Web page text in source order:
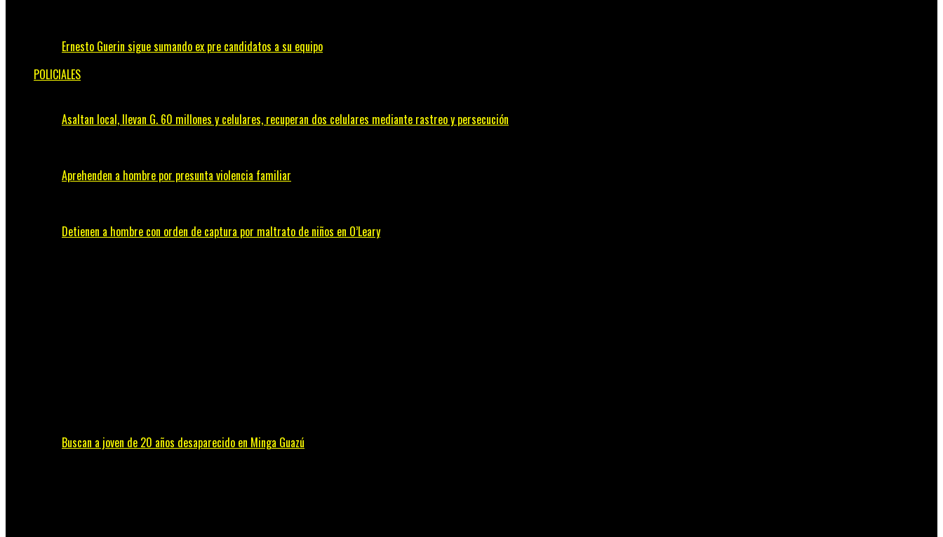
Ernesto Guerin sigue sumando ex pre candidatos a su equipo
POLICIALES
Asaltan local, llevan G. 60 millones y celulares, recuperan dos celulares mediante rastreo y persecución
Aprehenden a hombre por presunta violencia familiar
Detienen a hombre con orden de captura por maltrato de niños en O’Leary
Buscan a joven de 20 años desaparecido en Minga Guazú